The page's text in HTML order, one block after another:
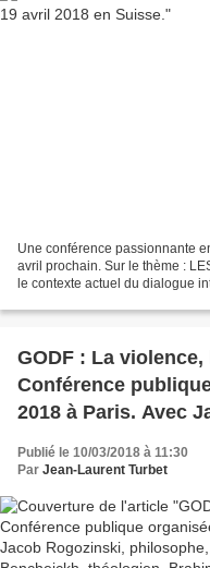
Une conférence passionnante
avril prochain. Sur le thème :
le contexte actuel du dialogue
GODF : La
Conférence
2018 à Paris. Avec
philosophe, Karim
Bencheickh,
Publié le 10/03/2018 à 11:30
Par Jean-Laurent Turbet